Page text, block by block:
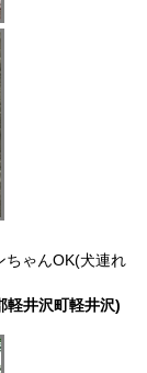
ちゃんOK(犬連れ
軽井沢町軽井沢)